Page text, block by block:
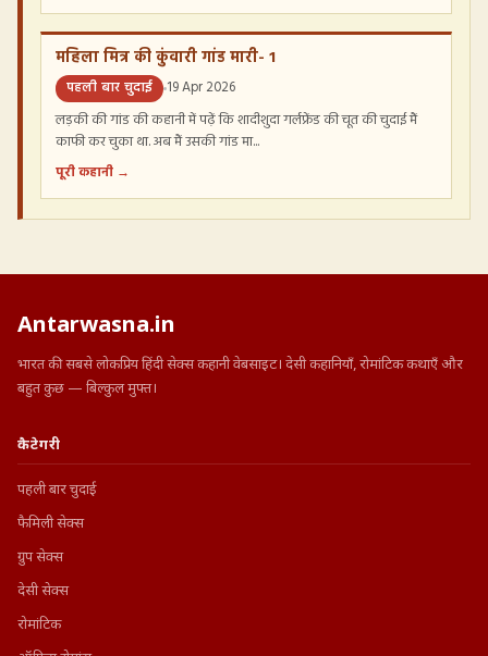
महिला मित्र की कुंवारी गांड मारी- 1
पहली बार चुदाई 19 Apr 2026
लड़की की गांड की कहानी में पढ़ें कि शादीशुदा गर्लफ्रेंड की चूत की चुदाई मैं
काफी कर चुका था. अब मैं उसकी गांड मा...
पूरी कहानी →
Antarwasna.in
भारत की सबसे लोकप्रिय हिंदी सेक्स कहानी वेबसाइट। देसी कहानियाँ, रोमांटिक कथाएँ और
बहुत कुछ — बिल्कुल मुफ्त।
कैटेगरी
पहली बार चुदाई
फैमिली सेक्स
ग्रुप सेक्स
देसी सेक्स
रोमांटिक